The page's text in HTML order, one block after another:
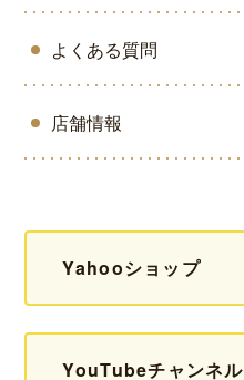
よくある質問
店舗情報
Yahooショップ
YouTubeチャンネル